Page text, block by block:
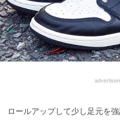
ロールアップして少し足元を強